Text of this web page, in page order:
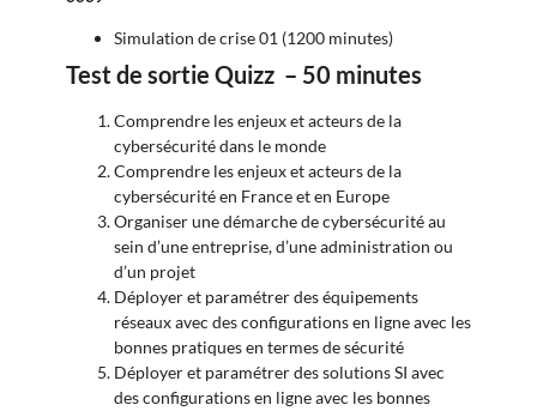
Simulation de crise 01 (1200 minutes)
Test de sortie Quizz – 50 minutes
Comprendre les enjeux et acteurs de la
cybersécurité dans le monde
Comprendre les enjeux et acteurs de la
cybersécurité en France et en Europe
Organiser une démarche de cybersécurité au
sein d’une entreprise, d’une administration ou
d’un projet
Déployer et paramétrer des équipements
réseaux avec des configurations en ligne avec les
bonnes pratiques en termes de sécurité
Déployer et paramétrer des solutions SI avec
des configurations en ligne avec les bonnes